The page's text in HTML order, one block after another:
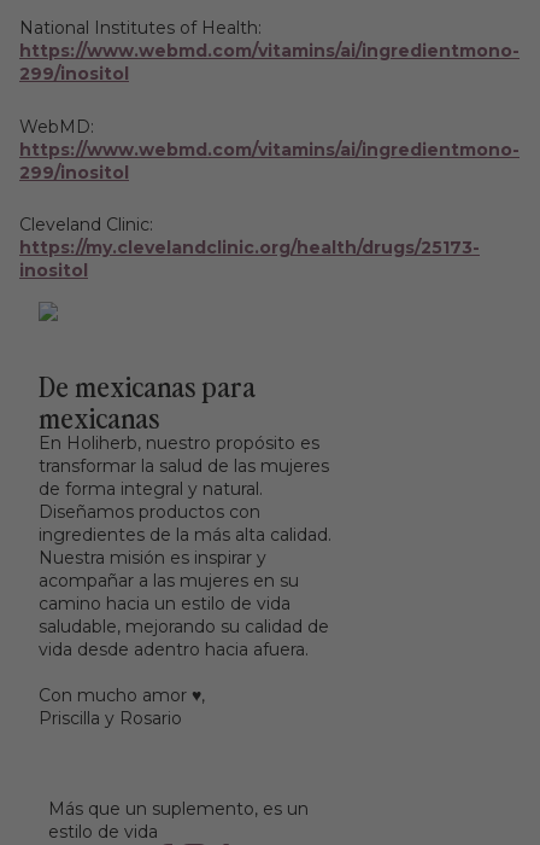
National Institutes of Health:
https://www.webmd.com/vitamins/ai/ingredientmono-
299/inositol
WebMD:
https://www.webmd.com/vitamins/ai/ingredientmono-
299/inositol
Cleveland Clinic:
https://my.clevelandclinic.org/health/drugs/25173-
inositol
De mexicanas para
mexicanas
En Holiherb, nuestro propósito es
transformar la salud de las mujeres
de forma integral y natural.
Diseñamos productos con
ingredientes de la más alta calidad.
Nuestra misión es inspirar y
acompañar a las mujeres en su
camino hacia un estilo de vida
saludable, mejorando su calidad de
vida desde adentro hacia afuera.
Con mucho amor ♥︎,
Priscilla y Rosario
Más que un suplemento, es un
estilo de vida